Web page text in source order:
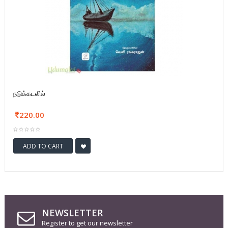
நடுக்கடலில்
220.00
ADD TO CART
NEWSLETTER
Register to get our newsletter